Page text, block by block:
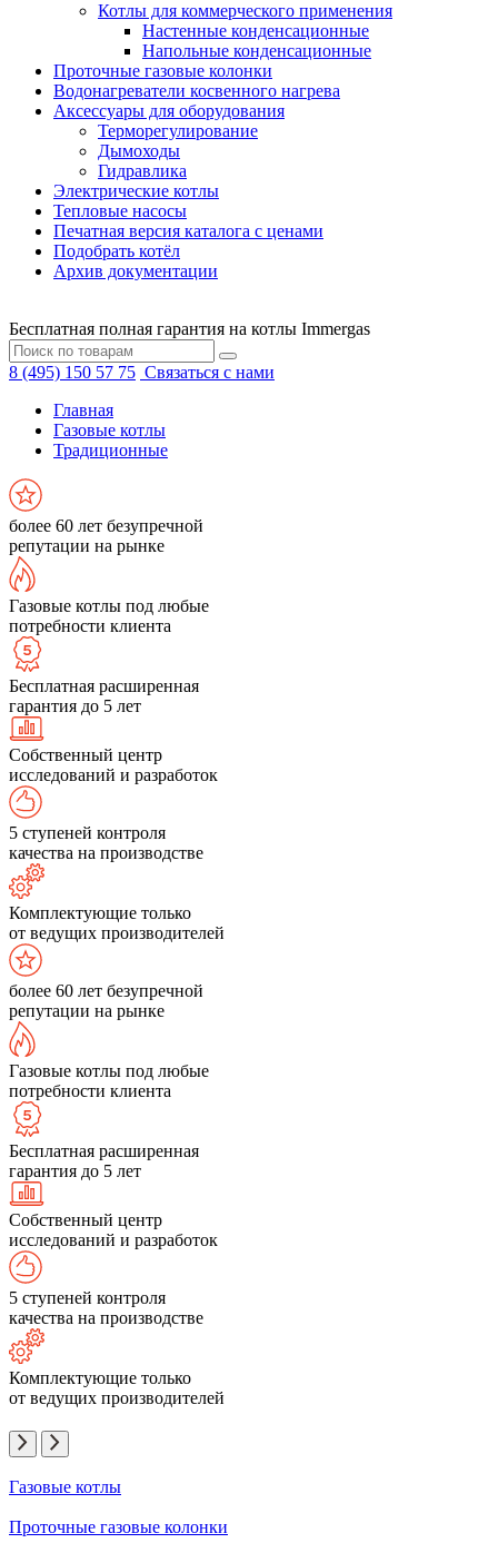
Котлы для коммерческого применения
Настенные конденсационные
Напольные конденсационные
Проточные газовые колонки
Водонагреватели косвенного нагрева
Аксессуары для оборудования
Терморегулирование
Дымоходы
Гидравлика
Электрические котлы
Тепловые насосы
Печатная версия каталога с ценами
Подобрать котёл
Архив документации
Бесплатная полная гарантия на котлы Immergas
8 (495) 150 57 75 Связаться с нами
Главная
Газовые котлы
Традиционные
более 60 лет безупречной
репутации на рынке
Газовые котлы под любые
потребности клиента
Бесплатная расширенная
гарантия до 5 лет
Собственный центр
исследований и разработок
5 ступеней контроля
качества на производстве
Комплектующие только
от ведущих производителей
более 60 лет безупречной
репутации на рынке
Газовые котлы под любые
потребности клиента
Бесплатная расширенная
гарантия до 5 лет
Собственный центр
исследований и разработок
5 ступеней контроля
качества на производстве
Комплектующие только
от ведущих производителей
Газовые котлы
Проточные газовые колонки